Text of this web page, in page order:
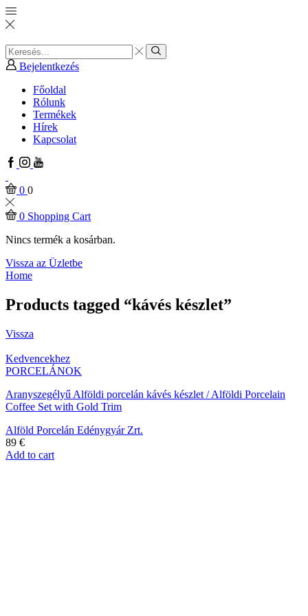
Search
input
Search
Bejelentkezés
Főoldal
Rólunk
Termékek
Hírek
Kapcsolat
Facebook
Instagram
Youtube
0 0
0 Shopping Cart
Nincs termék a kosárban.
Vissza az Üzletbe
Home
Products tagged “kávés készlet”
Vissza
Kedvencekhez
PORCELÁNOK
Aranyszegélyű Alföldi porcelán kávés készlet / Alföldi Porcelain
Coffee Set with Gold Trim
Alföld Porcelán Edénygyár Zrt.
89 €
Add to cart